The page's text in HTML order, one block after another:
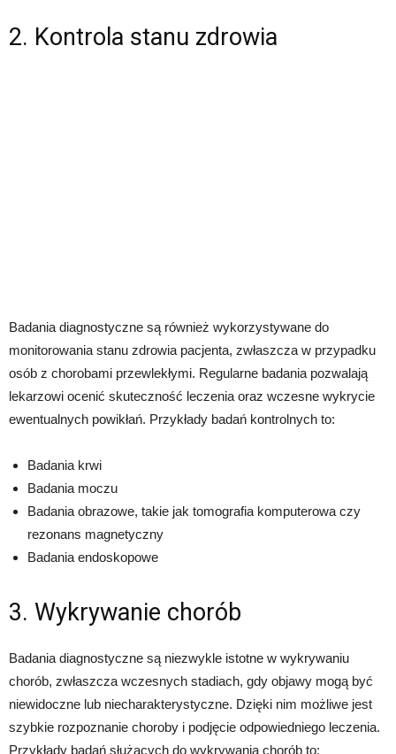
2. Kontrola stanu zdrowia
Badania diagnostyczne są również wykorzystywane do
monitorowania stanu zdrowia pacjenta, zwłaszcza w przypadku
osób z chorobami przewlekłymi. Regularne badania pozwalają
lekarzowi ocenić skuteczność leczenia oraz wczesne wykrycie
ewentualnych powikłań. Przykłady badań kontrolnych to:
Badania krwi
Badania moczu
Badania obrazowe, takie jak tomografia komputerowa czy
rezonans magnetyczny
Badania endoskopowe
3. Wykrywanie chorób
Badania diagnostyczne są niezwykle istotne w wykrywaniu
chorób, zwłaszcza wczesnych stadiach, gdy objawy mogą być
niewidoczne lub niecharakterystyczne. Dzięki nim możliwe jest
szybkie rozpoznanie choroby i podjęcie odpowiedniego leczenia.
Przykłady badań służących do wykrywania chorób to: